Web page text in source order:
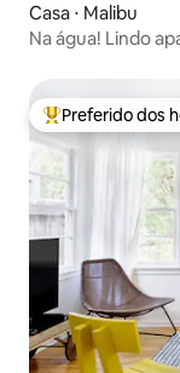
Casa ⋅ Malibu
Na água! Lindo
Entre os
Preferido dos